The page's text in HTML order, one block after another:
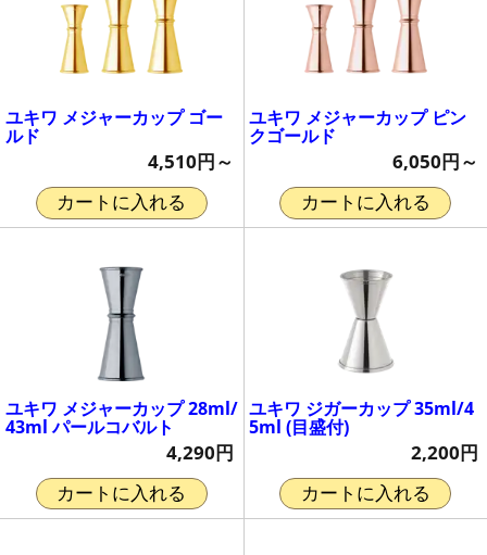
ユキワ メジャーカップ ゴー
ルド
4,510円～
カートに入れる
ユキワ メジャーカップ ピン
クゴールド
6,050円～
カートに入れる
ユキワ メジャーカップ 28ml/
43ml パールコバルト
4,290円
カートに入れる
ユキワ ジガーカップ 35ml/4
5ml (目盛付)
2,200円
カートに入れる